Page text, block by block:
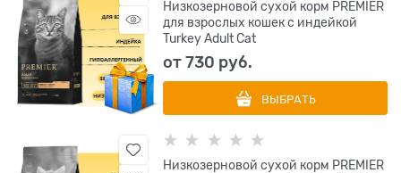
Низкозерновой сухой корм PREMIER
для взрослых кошек с индейкой
Turkey Adult Cat
от730 руб.
ВЫБРАТЬ
Низкозерновой сухой корм PREMIER